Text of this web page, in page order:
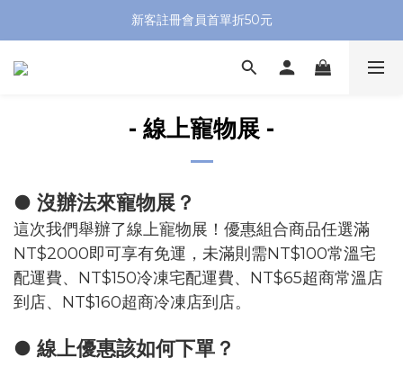
新客註冊會員首單折50元
- 線上寵物展 -
● 沒辦法來寵物展？
這次我們舉辦了線上寵物展！優惠組合商品任選滿
NT$2000即可享有免運，未滿則需NT$100常溫宅
配運費、NT$150冷凍宅配運費、NT$65超商常溫店
到店、NT$160超商冷凍店到店。
● 線上優惠該如何下單？